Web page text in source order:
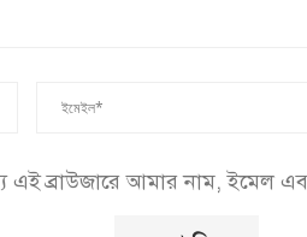
এই ব্রাউজারে আমার নাম, ইমেল